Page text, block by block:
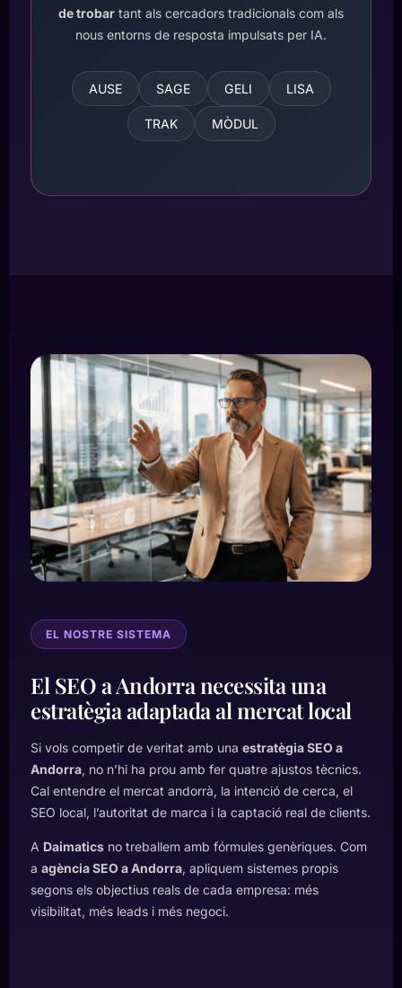
de trobar tant als cercadors tradicionals com als
nous entorns de resposta impulsats per IA.
AUSE SAGE GELI LISA
TRAK MÒDUL
EL NOSTRE SISTEMA
El SEO a Andorra necessita una
estratègia adaptada al mercat local
Si vols competir de veritat amb una estratègia SEO a
Andorra, no n’hi ha prou amb fer quatre ajustos tècnics.
Cal entendre el mercat andorrà, la intenció de cerca, el
SEO local, l’autoritat de marca i la captació real de clients.
A Daimatics no treballem amb fórmules genèriques. Com
a agència SEO a Andorra, apliquem sistemes propis
segons els objectius reals de cada empresa: més
visibilitat, més leads i més negoci.